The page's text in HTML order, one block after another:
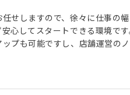
せしますので、徐々に仕事の
心してスタートできる環境で
プも可能ですし、店舗運営の